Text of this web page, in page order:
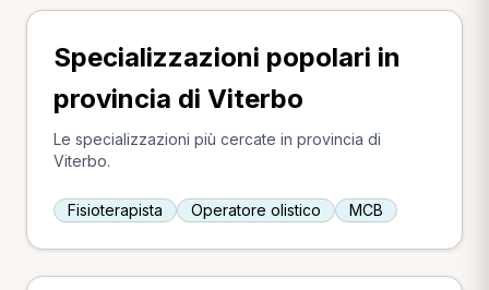
Specializzazioni popolari in
provincia di Viterbo
Le specializzazioni più cercate in provincia di
Viterbo.
Fisioterapista Operatore olistico MCB